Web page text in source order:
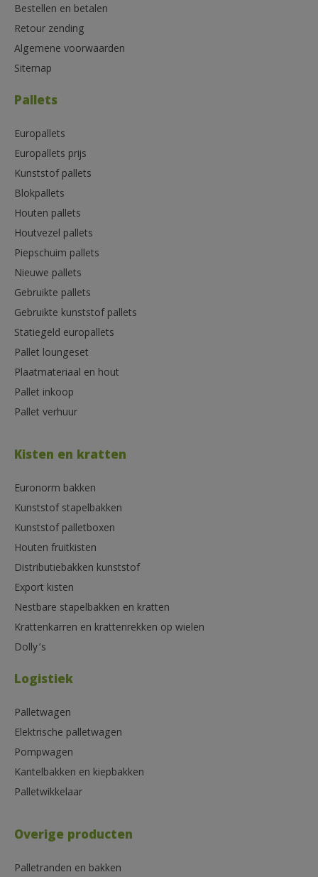
Bestellen en betalen
Retour zending
Algemene voorwaarden
Sitemap
Pallets
Europallets
Europallets prijs
Kunststof pallets
Blokpallets
Houten pallets
Houtvezel pallets
Piepschuim pallets
Nieuwe pallets
Gebruikte pallets
Gebruikte kunststof pallets
Statiegeld europallets
Pallet loungeset
Plaatmateriaal en hout
Pallet inkoop
Pallet verhuur
Kisten en kratten
Euronorm bakken
Kunststof stapelbakken
Kunststof palletboxen
Houten fruitkisten
Distributiebakken kunststof
Export kisten
Nestbare stapelbakken en kratten
Krattenkarren en krattenrekken op wielen
Dolly’s
Logistiek
Palletwagen
Elektrische palletwagen
Pompwagen
Kantelbakken en kiepbakken
Palletwikkelaar
Overige producten
Palletranden en bakken